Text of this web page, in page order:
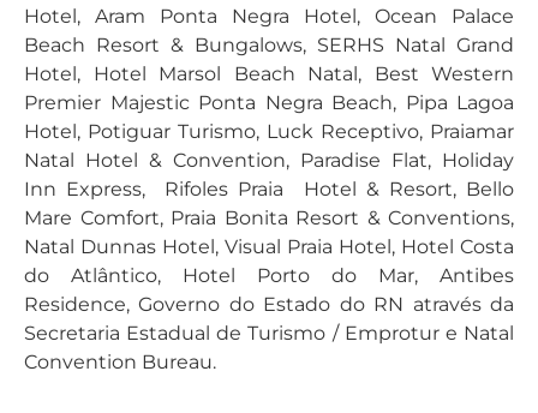
Hotel, Aram Ponta Negra Hotel, Ocean Palace
Beach Resort & Bungalows, SERHS Natal Grand
Hotel, Hotel Marsol Beach Natal, Best Western
Premier Majestic Ponta Negra Beach, Pipa Lagoa
Hotel, Potiguar Turismo, Luck Receptivo, Praiamar
Natal Hotel & Convention, Paradise Flat, Holiday
Inn Express, Rifoles Praia Hotel & Resort, Bello
Mare Comfort, Praia Bonita Resort & Conventions,
Natal Dunnas Hotel, Visual Praia Hotel, Hotel Costa
do Atlântico, Hotel Porto do Mar, Antibes
Residence, Governo do Estado do RN através da
Secretaria Estadual de Turismo / Emprotur e Natal
Convention Bureau.